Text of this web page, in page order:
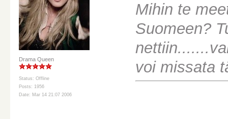
Drama Queen
Status: Offline
Posts: 1956
Date: Mar 14 21:07 2006
Mihin te
Suomeen?
voi missata